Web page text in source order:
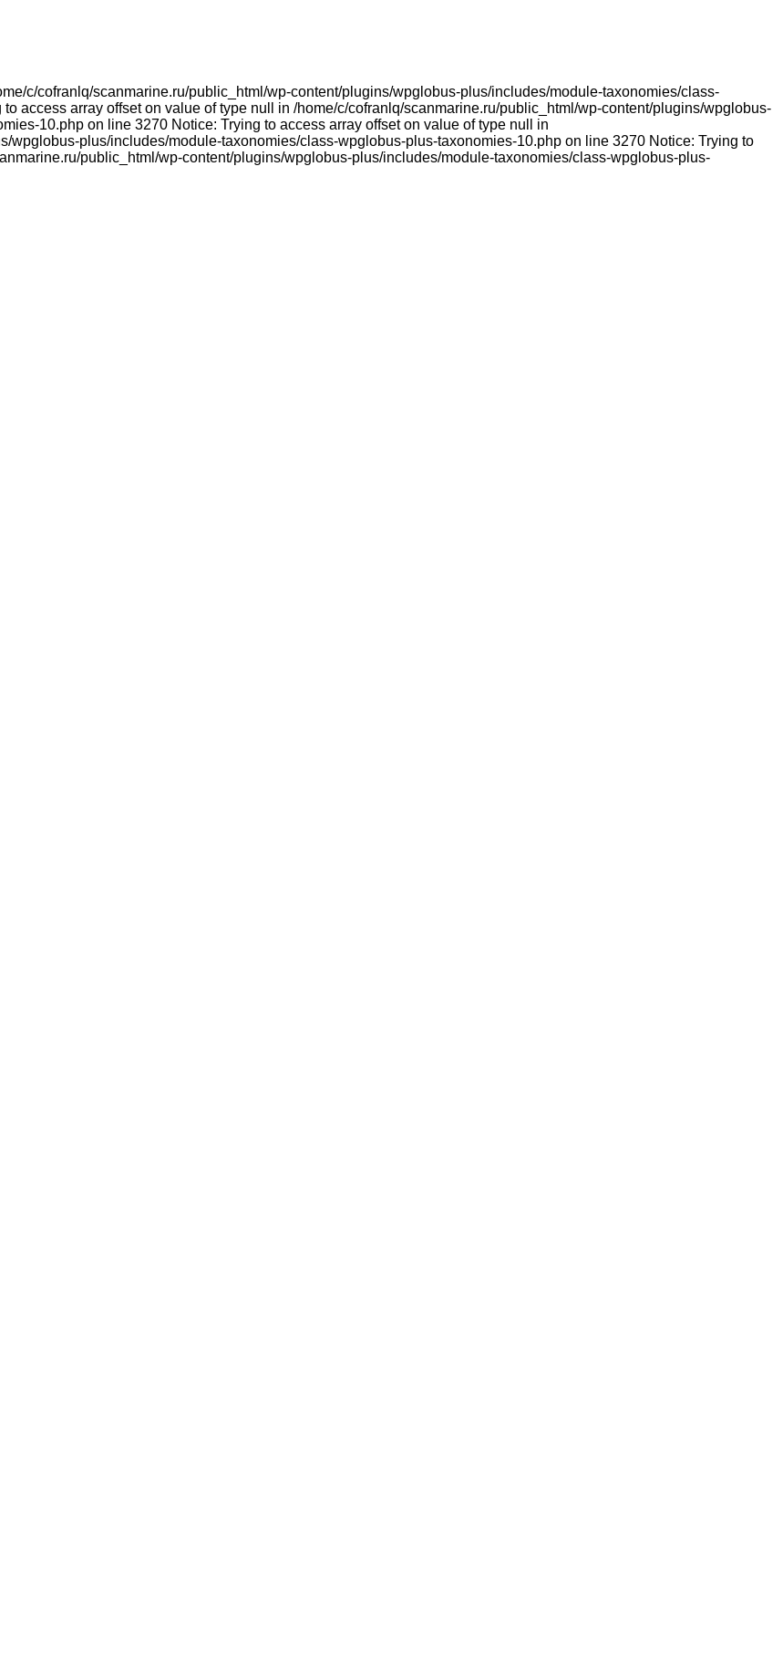
c/cofranlq/scanmarine.ru/public_html/wp-content/plugins/wpglobus-plus/includes/module-taxonomies/class-
access array offset on value of type null in /home/c/cofranlq/scanmarine.ru/public_html/wp-content/plugins/wpglobus-
10.php on line 3270 Notice: Trying to access array offset on value of type null in
wpglobus-plus/includes/module-taxonomies/class-wpglobus-plus-taxonomies-10.php on line 3270 Notice: Trying to
public_html/wp-content/plugins/wpglobus-plus/includes/module-taxonomies/class-wpglobus-plus-